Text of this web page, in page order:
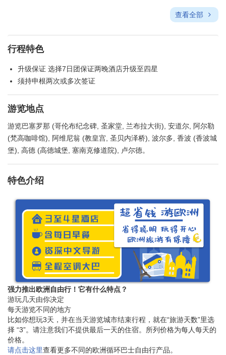
查看全部
行程特色
升级保证 选择7日团保证两晚酒店升级至四星
须持申根两次或多次签证
游览地点
游览巴塞罗那 (哥伦布纪念碑, 圣家堂, 兰布拉大街), 安道尔, 阿尔勒
(梵高咖啡馆), 阿维尼翁 (教皇宫, 圣贝内泽桥), 波尔多, 香波 (香波城
堡), 高德 (高德城堡, 塞南克修道院), 卢尔德。
特色介绍
强力推出欧洲自由行！它有什么特点？
游玩几天由你决定
每天游览不同的地方
比如你想玩3天，并在当天游览城市结束行程，就在“旅游天数”里选
择 “3”。请注意我们不提供最后一天的住宿。所列价格为每人每天的
价格。
请点击这里查看更多不同的欧洲循环巴士自由行产品。